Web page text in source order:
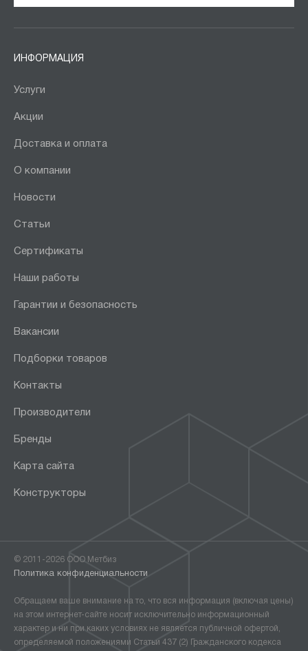
ИНФОРМАЦИЯ
Услуги
Акции
Доставка и оплата
О компании
Новости
Статьи
Сертификаты
Наши работы
Гарантии и безопасность
Вакансии
Подборки товаров
Контакты
Производители
Бренды
Карта сайта
Конструкторы
© 2011-2026 ООО Метбиз
Политика конфиденциальности
Обращаем ваше внимание на то, что вся информация (включая цены)
на этом интернет-сайте носит исключительно информационный
характер и ни при каких условиях не является публичной офертой,
определяемой положениями Статьи 437 (2) Гражданского кодекса